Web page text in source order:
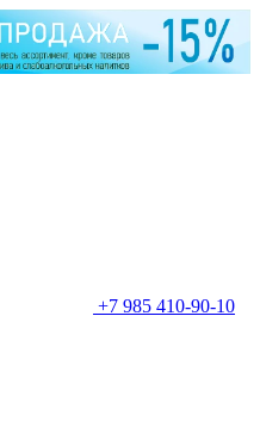
+7 985 410-90-10